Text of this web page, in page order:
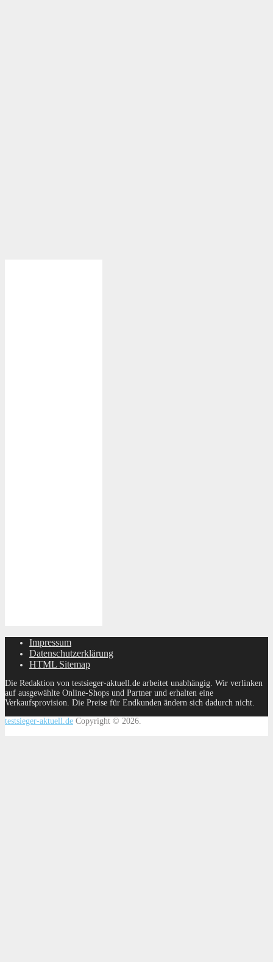
Impressum
Datenschutzerklärung
HTML Sitemap
Die Redaktion von testsieger-aktuell.de arbeitet unabhängig. Wir verlinken
auf ausgewählte Online-Shops und Partner und erhalten eine
Verkaufsprovision. Die Preise für Endkunden ändern sich dadurch nicht.
testsieger-aktuell.de Copyright © 2026.